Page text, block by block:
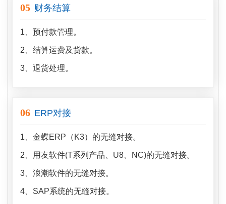
05 财务结算
1、预付款管理。
2、结算运费及货款。
3、退货处理。
06 ERP对接
1、金蝶ERP（K3）的无缝对接。
2、用友软件(T系列产品、U8、NC)的无缝对接。
3、浪潮软件的无缝对接。
4、SAP系统的无缝对接。